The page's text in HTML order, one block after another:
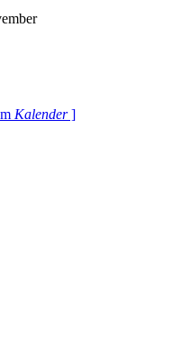
Kalender]